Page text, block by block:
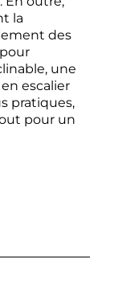
la
des
une
escalier
pratiques,
pour un